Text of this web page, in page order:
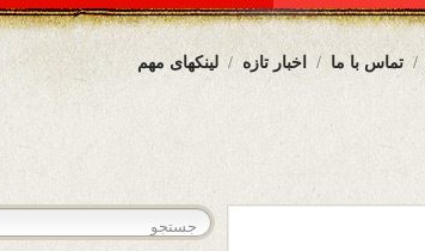
لینکهای مهم اخبار تازه تماس با ما